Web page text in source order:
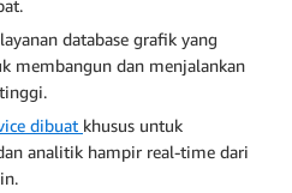
database grafik yang
membangun dan menjalankan
dibuat khusus untuk
analitik hampir real-time dari